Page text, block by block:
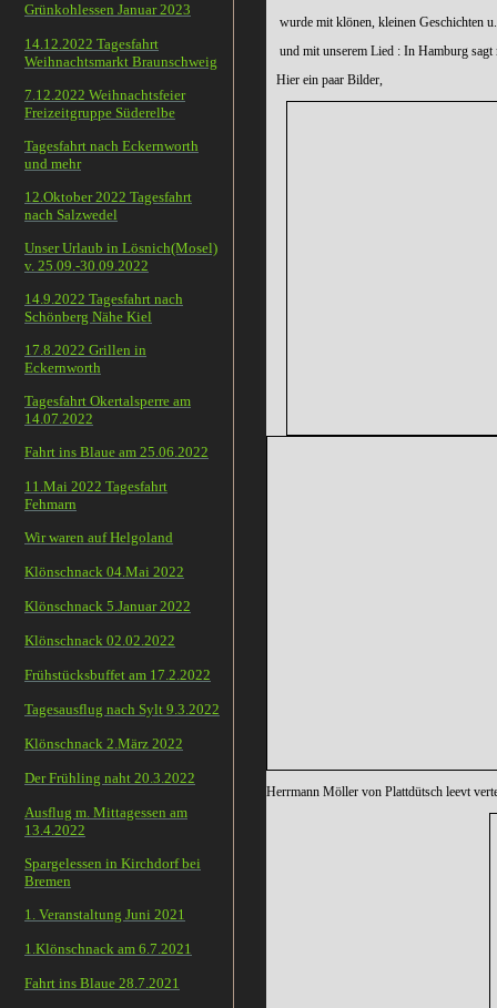
Grünkohlessen Januar 2023
14.12.2022 Tagesfahrt
Weihnachtsmarkt Braunschweig
7.12.2022 Weihnachtsfeier
Freizeitgruppe Süderelbe
Tagesfahrt nach Eckernworth
und mehr
12.Oktober 2022 Tagesfahrt
nach Salzwedel
Unser Urlaub in Lösnich(Mosel)
v. 25.09.-30.09.2022
14.9.2022 Tagesfahrt nach
Schönberg Nähe Kiel
17.8.2022 Grillen in
Eckernworth
Tagesfahrt Okertalsperre am
14.07.2022
Fahrt ins Blaue am 25.06.2022
11.Mai 2022 Tagesfahrt
Fehmarn
Wir waren auf Helgoland
Klönschnack 04.Mai 2022
Klönschnack 5.Januar 2022
Klönschnack 02.02.2022
Frühstücksbuffet am 17.2.2022
Tagesausflug nach Sylt 9.3.2022
Klönschnack 2.März 2022
Der Frühling naht 20.3.2022
Ausflug m. Mittagessen am
13.4.2022
Spargelessen in Kirchdorf bei
Bremen
1. Veranstaltung Juni 2021
1.Klönschnack am 6.7.2021
Fahrt ins Blaue 28.7.2021
wurde mit klönen, kleinen Geschichten
und mit unserem Lied : In Hamburg sagt
Hier ein paar Bilder,
Herrmann Möller von Plattdütsch leevt